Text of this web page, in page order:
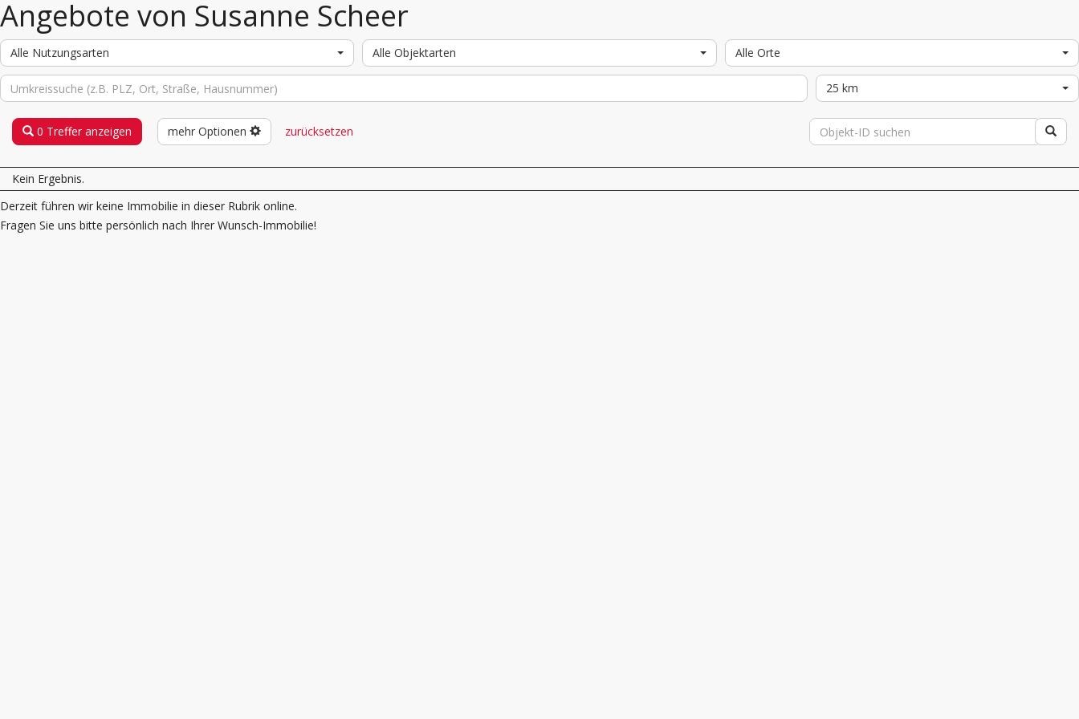
Angebote von Susanne Scheer
Alle Nutzungsarten Alle Objektarten Alle Orte
25 km
0 Treffer anzeigen mehr Optionen zurücksetzen
Kein Ergebnis.
Derzeit führen wir keine Immobilie in dieser Rubrik online.
Fragen Sie uns bitte persönlich nach Ihrer Wunsch-Immobilie!